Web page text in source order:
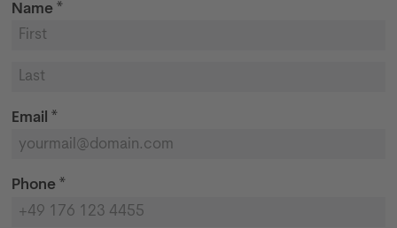
Name *
Email *
Phone *